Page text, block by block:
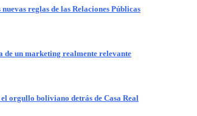
reglas de las Relaciones Públicas
de un marketing realmente relevante
orgullo boliviano detrás de Casa Real